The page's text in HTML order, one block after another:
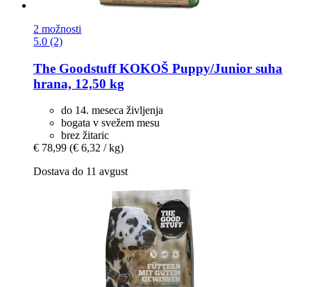
2 možnosti
5.0 (2)
The GoodstuffKOKOŠ Puppy/Junior suha
hrana, 12,50 kg
do 14. meseca življenja
bogata v svežem mesu
brez žitaric
€ 78,99 (€ 6,32 / kg)
Dostava do 11 avgust